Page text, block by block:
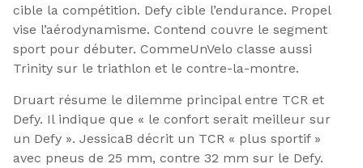
cible la compétition. Defy cible l’endurance. Propel
vise l’aérodynamisme. Contend couvre le segment
sport pour débuter. CommeUnVelo classe aussi
Trinity sur le triathlon et le contre-la-montre.
Druart résume le dilemme principal entre TCR et
Defy. Il indique que « le confort serait meilleur sur
un Defy ». JessicaB décrit un TCR « plus sportif »
avec pneus de 25 mm, contre 32 mm sur le Defy.